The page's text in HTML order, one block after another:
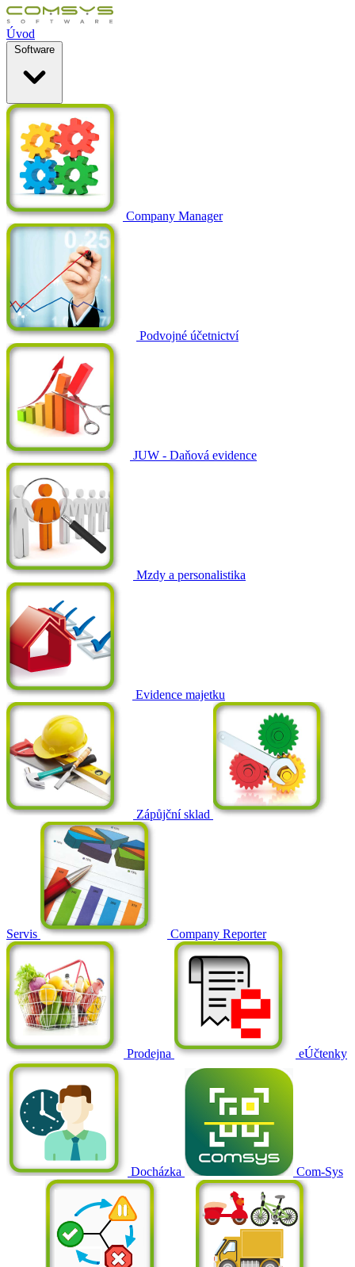
Úvod
Software
Company Manager
Podvojné účetnictví
JUW - Daňová evidence
Mzdy a personalistika
Evidence majetku
Zápůjční sklad
Servis Company Reporter
Prodejna eÚčtenky
Docházka Com-Sys